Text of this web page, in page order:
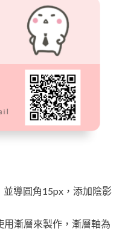
導圓角15px，添加陰影
用漸層來製作，漸層軸為